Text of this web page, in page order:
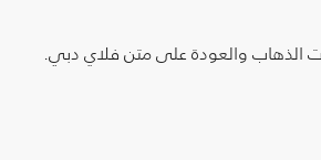
الذهاب والعودة على متن فلاي دبي.